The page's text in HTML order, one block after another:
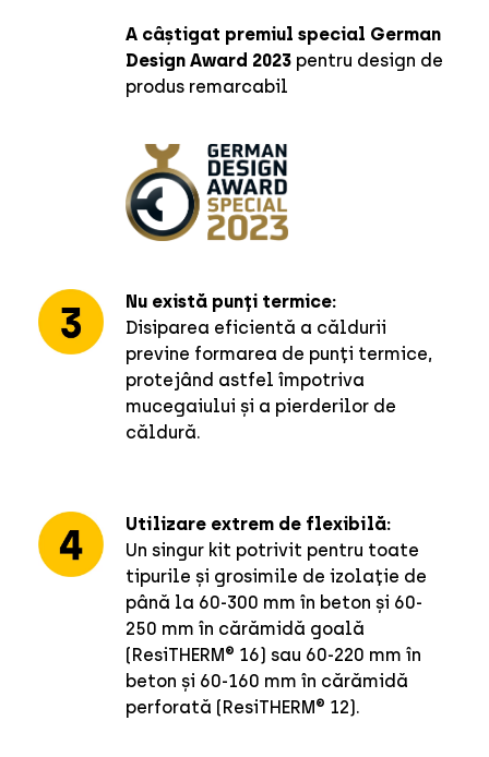
A câștigat premiul special German
Design Award 2023pentru design de
produs remarcabil
Nu există punți termice:
Disiparea eficientă a căldurii
previne formarea de punți termice,
protejând astfel împotriva
mucegaiului și a pierderilor de
căldură.
Utilizare extrem de flexibilă:
Un singur kit potrivit pentru toate
tipurile și grosimile de izolație de
până la 60-300 mm în beton și 60-
250 mm în cărămidă goală
(ResiTHERM® 16) sau 60-220 mm în
beton și 60-160 mm în cărămidă
perforată (ResiTHERM® 12).